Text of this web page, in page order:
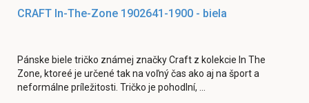
CRAFT In-The-Zone 1902641-1900 - biela
Pánske biele tričko známej značky Craft z kolekcie In The
Zone, ktoreé je určené tak na voľný čas ako aj na šport a
neformálne príležitosti. Tričko je pohodlní, ...